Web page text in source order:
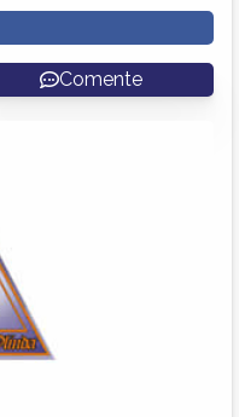
Comente